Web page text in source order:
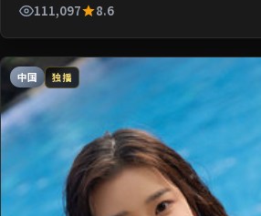
111,097
8.6
中国 独播